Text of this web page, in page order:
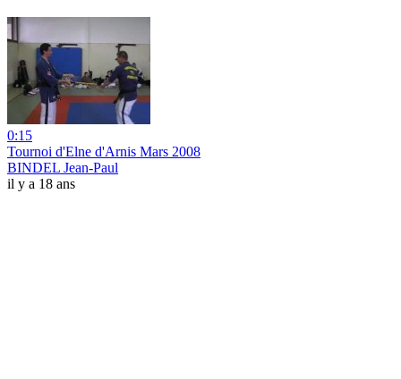
0:15
Tournoi d'Elne d'Arnis Mars 2008
BINDEL Jean-Paul
il y a 18 ans